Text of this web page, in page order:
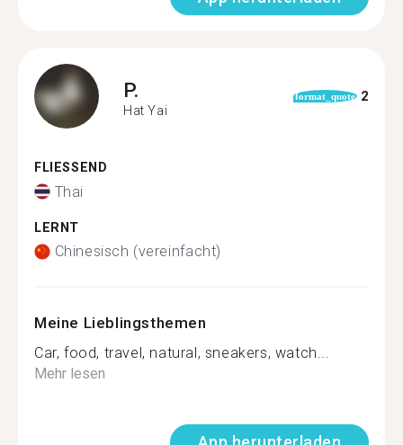
P.
Hat Yai
format_quote 2
FLIESSEND
Thai
LERNT
Chinesisch (vereinfacht)
Meine Lieblingsthemen
Car, food, travel, natural, sneakers, watch...
Mehr lesen